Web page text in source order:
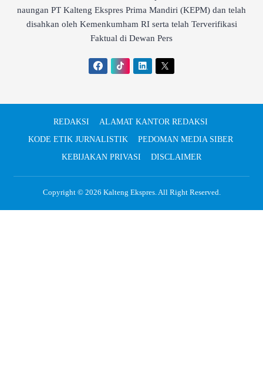
naungan PT Kalteng Ekspres Prima Mandiri (KEPM) dan telah
disahkan oleh Kemenkumham RI serta telah Terverifikasi
Faktual di Dewan Pers
REDAKSI
ALAMAT KANTOR REDAKSI
KODE ETIK JURNALISTIK
PEDOMAN MEDIA SIBER
KEBIJAKAN PRIVASI
DISCLAIMER
Copyright © 2026 Kalteng Ekspres. All Right Reserved.